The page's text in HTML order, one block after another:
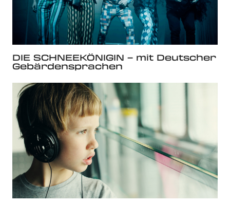
DIE SCHNEEKÖNIGIN – mit Deutscher
Gebärdensprachen